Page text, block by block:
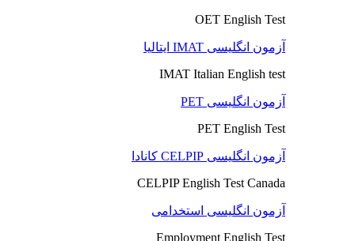
OET English Test
آزمون انگلیسی IMAT ایتالیا
IMAT Italian English test
آزمون انگلیسی PET
PET English Test
آزمون انگلیسی CELPIP کانادا
CELPIP English Test Canada
آزمون انگلیسی استخدامی
Employment English Test